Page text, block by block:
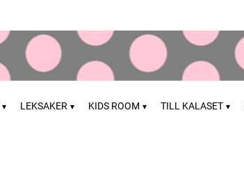
LEKSAKER KIDS ROOM TILL KALASET